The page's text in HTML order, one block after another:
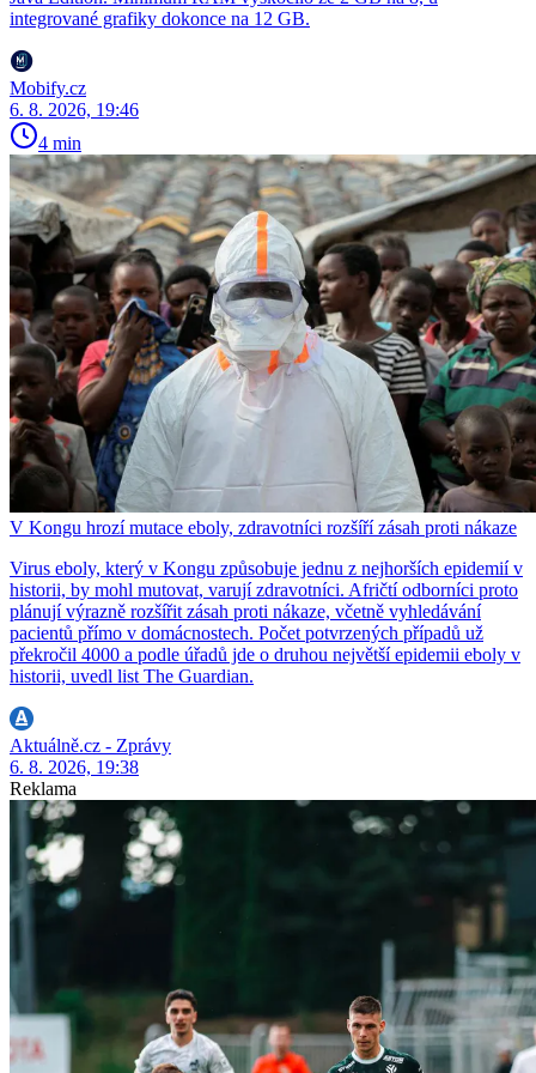
integrované grafiky dokonce na 12 GB.
Mobify.cz
6. 8. 2026, 19:46
4 min
V Kongu hrozí mutace eboly, zdravotníci rozšíří zásah proti nákaze
Virus eboly, který v Kongu způsobuje jednu z nejhorších epidemií v
historii, by mohl mutovat, varují zdravotníci. Afričtí odborníci proto
plánují výrazně rozšířit zásah proti nákaze, včetně vyhledávání
pacientů přímo v domácnostech. Počet potvrzených případů už
překročil 4000 a podle úřadů jde o druhou největší epidemii eboly v
historii, uvedl list The Guardian.
Aktuálně.cz - Zprávy
6. 8. 2026, 19:38
Reklama